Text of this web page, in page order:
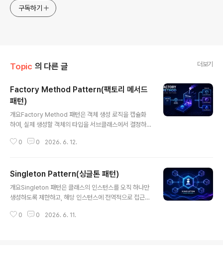
구독하기
Topic 의 다른 글 더보기
Factory Method Pattern(팩토리 메서드
패턴)
개요Factory Method 패턴은 객체 생성 로직을 캡슐화
하여, 실제 생성할 객체의 타입을 서브클래스에서 결정하
과 사용을 분리함으로써 코드의 유연성과 확장성을 크게
를 생성할지는 서브클래스가 결정하도록 하는 구조이다.
클라이언트 코드는 구체 클래스에 의존하지 않고 추상 타
입에 의존하게 된다.2. 특징항목설명비고생성 책임 분리객
추가 용이OCP(Open-Closed Principle)느슨한 결합
0 0 2026. 6. 12.
Singleton Pattern(싱글톤 패턴)
개요Singleton 패턴은 클래스의 인스턴스를 오직 하나만
생성하도록 제한하고, 해당 인스턴스에 전역적으로 접근할
패턴이다. 주로 설정 관리, 로깅, 캐시, 데이터베이스 커넥
0 0 2026. 6. 11.